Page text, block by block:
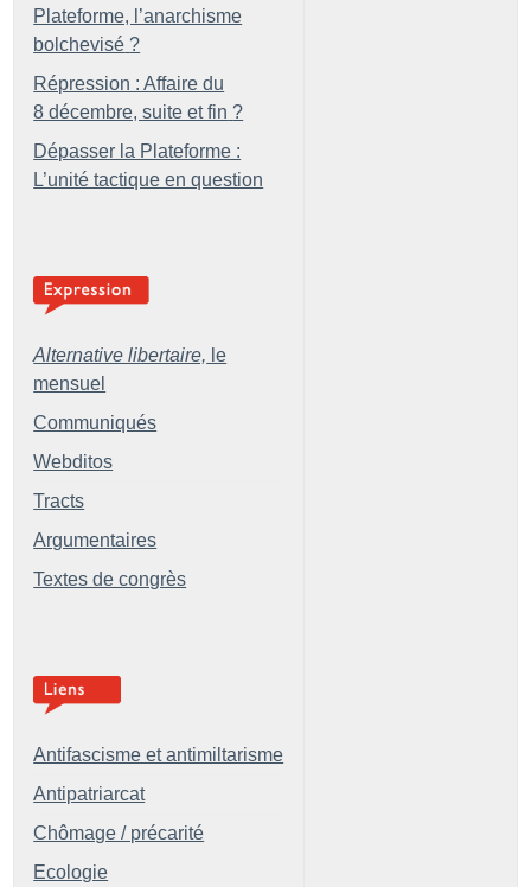
Plateforme, l’anarchisme
bolchevisé ?
Répression : Affaire du
8 décembre, suite et fin ?
Dépasser la Plateforme :
L’unité tactique en question
Alternative libertaire, le
mensuel
Communiqués
Webditos
Tracts
Argumentaires
Textes de congrès
Antifascisme et antimiltarisme
Antipatriarcat
Chômage / précarité
Ecologie